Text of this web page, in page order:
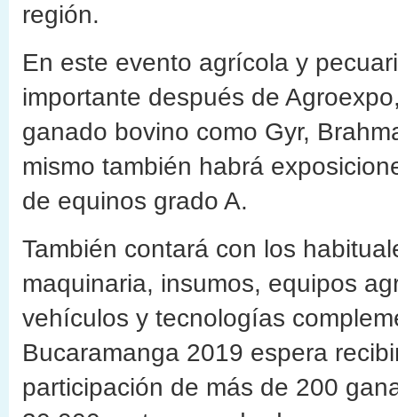
región.
En este evento agrícola y
importante después de
ganado bovino como Gyr,
mismo también habrá
de equinos grado A.
También contará con los
maquinaria, insumos, equipos
vehículos y tecnologías
Bucaramanga 2019 espera
participación de más de 200